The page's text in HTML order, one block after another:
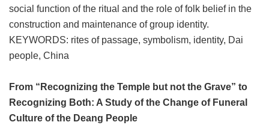
social function of the ritual and the role of folk belief in the
construction and maintenance of group identity.
KEYWORDS: rites of passage, symbolism, identity, Dai
people, China
From “Recognizing the Temple but not the Grave” to
Recognizing Both: A Study of the Change of Funeral
Culture of the Deang People